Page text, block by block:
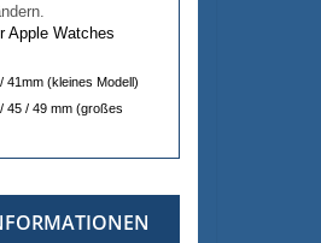
Apple Watches
41mm (kleines Modell)
45 / 49 mm (großes